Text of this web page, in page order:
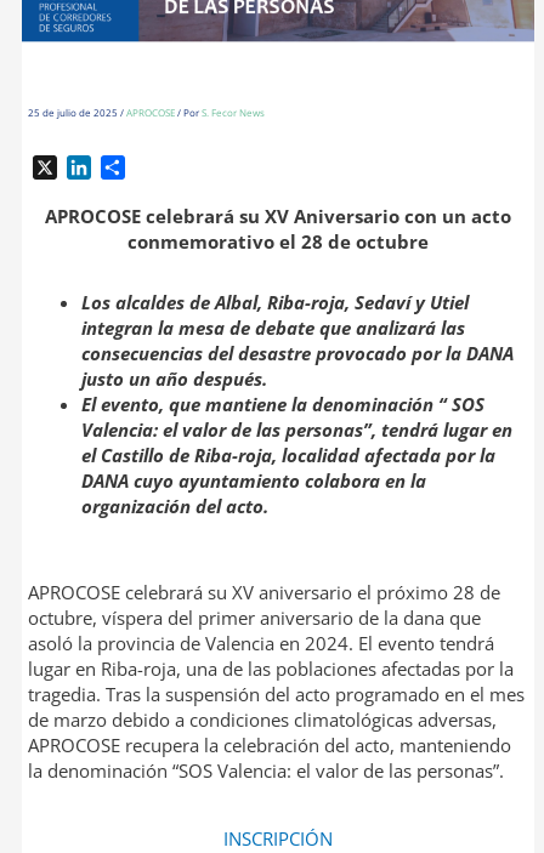
25 de julio de 2025 /APROCOSE/ PorS. Fecor News
n
I
n
m
p
r
t
i
r
APROCOSE celebrará su XV Aniversario con un acto
conmemorativo el 28 de octubre
Los alcaldes de Albal, Riba-roja, Sedaví y Utiel
integran la mesa de debate que analizará las
consecuencias del desastre provocado por la DANA
justo un año después.
El evento, que mantiene la denominación “SOS
Valencia: el valor de las personas”, tendrá lugar en
el Castillo de Riba-roja, localidad afectada por la
DANA cuyo ayuntamiento colabora en la
organización del acto.
APROCOSE celebrará su XV aniversario el próximo 28 de
octubre, víspera del primer aniversario de la dana que
asoló la provincia de Valencia en 2024. El evento tendrá
lugar en Riba-roja, una de las poblaciones afectadas por la
tragedia. Tras la suspensión del acto programado en el mes
de marzo debido a condiciones climatológicas adversas,
APROCOSE recupera la celebración del acto, manteniendo
la denominación “SOS Valencia: el valor de las personas”.
INSCRIPCIÓN